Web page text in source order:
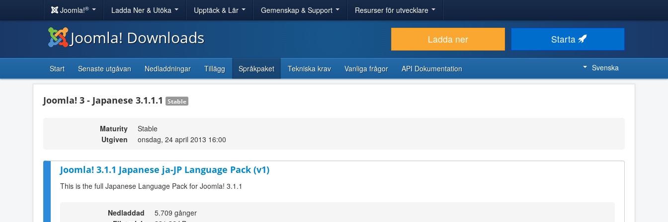
Joomla!® Ladda Ner & Utöka Upptäck & Lär Gemenskap & Support Resurser för utvecklare
Joomla! Downloads Ladda ner Starta
Start Senaste utgåvan Nedladdningar Tillägg Språkpaket Tekniska krav Vanliga frågor API Dokumentation Svenska
Joomla! 3 - Japanese 3.1.1.1 Stable
Maturity
Stable
Utgiven
onsdag, 24 april 2013 16:00
Joomla! 3.1.1 Japanese ja-JP Language Pack (v1)
This is the full Japanese Language Pack for Joomla! 3.1.1
Nedladdad
5.709 gånger